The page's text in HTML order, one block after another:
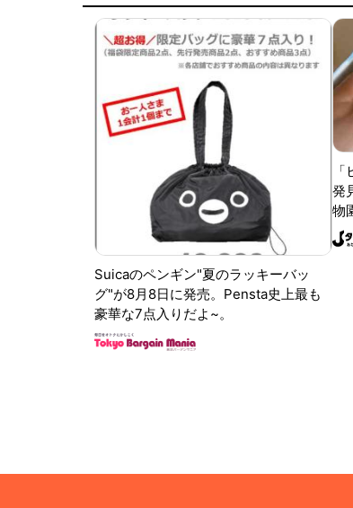
Suicaのペンギン"夏のラッキーバッ
グ"が8月8日に発売。Pensta史上最も
豪華な7点入りだよ~。
発
物